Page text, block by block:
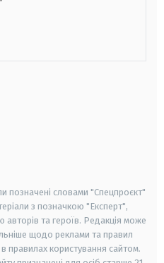
позначені словами "Спецпроєкт"
з позначкою "Експерт",
та героїв. Редакція може
щодо реклами та правил
правилах користування сайтом.